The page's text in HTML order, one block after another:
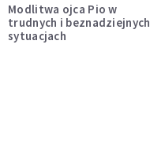
Modlitwa ojca Pio w
trudnych i beznadziejnych
sytuacjach